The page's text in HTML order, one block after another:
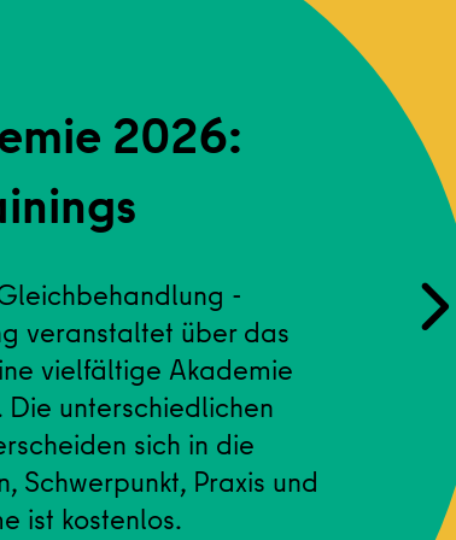
2026:
-
veranstaltet über das
vielfältige Akademie
Die unterschiedlichen
sich in die
Schwerpunkt, Praxis und
ist kostenlos.